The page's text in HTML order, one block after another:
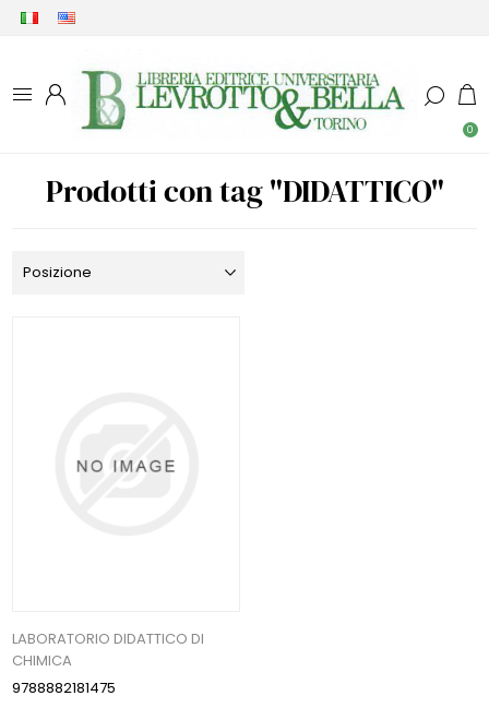
0
Prodotti con tag "DIDATTICO"
LABORATORIO DIDATTICO DI
CHIMICA
9788882181475